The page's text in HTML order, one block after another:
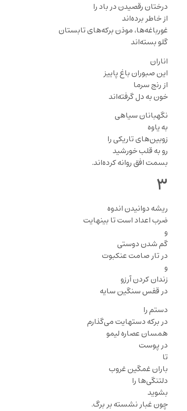
درختان رقصیدن در باد را
از خاطر برده‌اند
غورباغه‌ها، موذن برکه‌‌‌های تابستان
گلو بسته‌اند
اناران
این صبوران باغ پاییز
از رنج سرما
خون به دل گرفته‌اند
نگهبانان سیاهی
به یاوه
زوبین‌های تاریکی را
رو به قلب خورشید
بسمت افق روانه کرده‌اند.
۳
ریشه دوانیدن اندوه
ضرب اعداد است تا بینهایت
و
گم شدن دوستی
در تار صامت عنکبوت
و
زندان کردن آرزو
در قفس‌ سنگین سایه
دستم را
در برکه دستهایت می‌گذارم
همسان عصاره لیمو
در پوست
تا
باران غمگین غروب
دلتنگی‌ها را
بشوید
چون غبار نشسته بر برگ.‌